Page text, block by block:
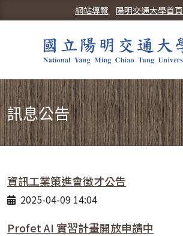
陽明交通大學首頁
網站導覽
訊息公告
資訊工業策進會徵才公告
2025-04-09 14:04
Profet AI 實習計畫開放申請中